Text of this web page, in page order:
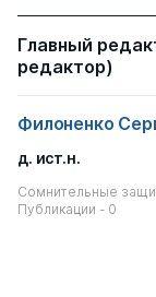
Главный
редактор)
Филоненко
д. ист.н.
Сомнительные
Публикации - 0